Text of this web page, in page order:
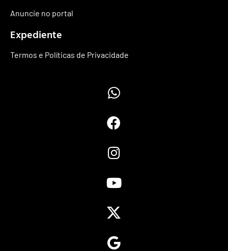
Anuncie no portal
Expediente
Termos e Políticas de Privacidade